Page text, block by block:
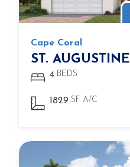
Cape Coral
ST. AUGUSTINE
4 BEDS
1829 SF A/C